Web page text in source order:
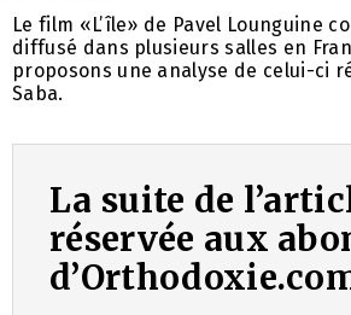
Le film «L’île» de Pavel Lounguine
diffusé dans plusieurs salles en
proposons une analyse de celui-ci
Saba.
La suite de
réservée aux